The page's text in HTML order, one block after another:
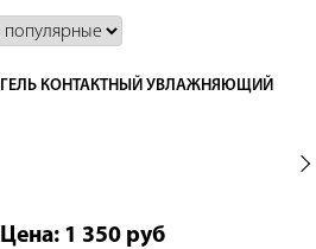
ГЕЛЬ КОНТАКТНЫЙ УВЛАЖНЯЮЩИЙ
Цена: 1 350 руб